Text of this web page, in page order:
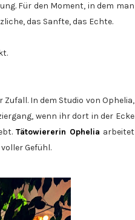
Für den Moment, in dem man
das Sanfte, das Echte.
In dem Studio von Ophelia,
wenn ihr dort in der Ecke
Tätowiererin Ophelia arbeitet
Gefühl.